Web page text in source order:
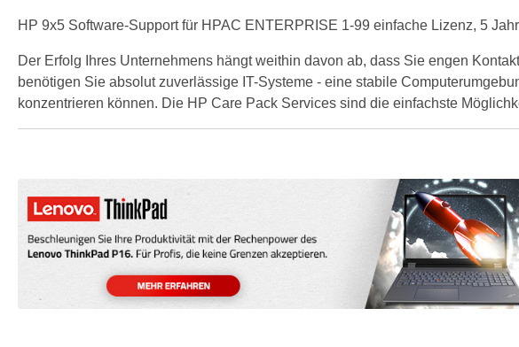
HP 9x5 Software-Support für HPAC ENTERPRISE 1-99 einfache Lizenz, 5
Der Erfolg Ihres Unternehmens hängt weithin davon ab, dass Sie engen
benötigen Sie absolut zuverlässige IT-Systeme - eine stabile
konzentrieren können. Die HP Care Pack Services sind die einfachste